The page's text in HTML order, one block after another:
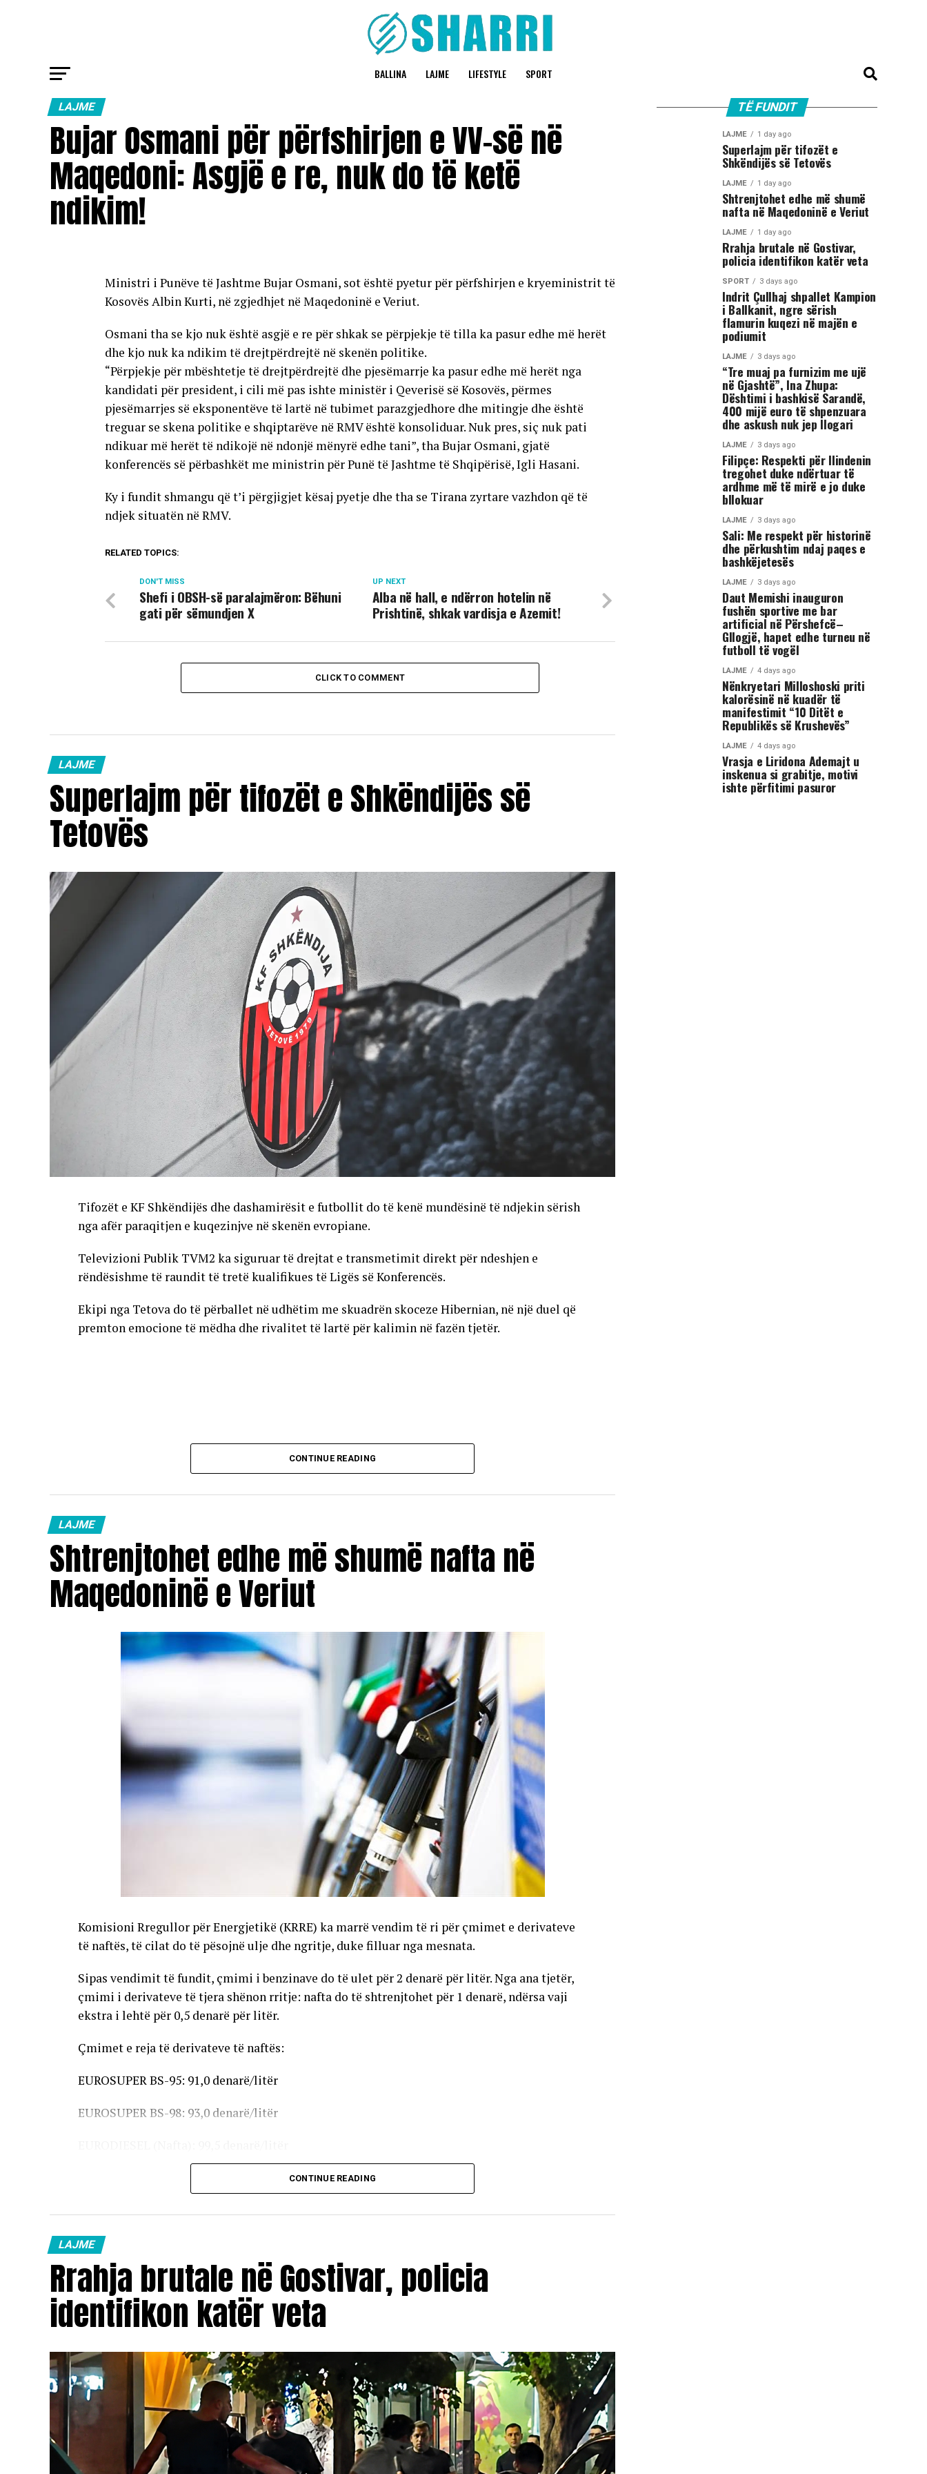
BALLINA LAJME LIFESTYLE SPORT
LAJME
Bujar Osmani për përfshirjen e VV-së në
Maqedoni: Asgjë e re, nuk do të ketë
ndikim!
Ministri i Punëve të Jashtme Bujar Osmani, sot është pyetur për përfshirjen e kryeministrit të
Kosovës Albin Kurti, në zgjedhjet në Maqedoninë e Veriut.
Osmani tha se kjo nuk është asgjë e re për shkak se përpjekje të tilla ka pasur edhe më herët
dhe kjo nuk ka ndikim të drejtpërdrejtë në skenën politike.
“Përpjekje për mbështetje të drejtpërdrejtë dhe pjesëmarrje ka pasur edhe më herët nga
kandidati për president, i cili më pas ishte ministër i Qeverisë së Kosovës, përmes
pjesëmarrjes së eksponentëve të lartë në tubimet parazgjedhore dhe mitingje dhe është
treguar se skena politike e shqiptarëve në RMV është konsoliduar. Nuk pres, siç nuk pati
ndikuar më herët të ndikojë në ndonjë mënyrë edhe tani”, tha Bujar Osmani, gjatë
konferencës së përbashkët me ministrin për Punë të Jashtme të Shqipërisë, Igli Hasani.
Ky i fundit shmangu që t’i përgjigjet kësaj pyetje dhe tha se Tirana zyrtare vazhdon që të
ndjek situatën në RMV.
RELATED TOPICS:
UP NEXT
Alba në hall, e ndërron hotelin në
Prishtinë, shkak vardisja e Azemit!
DON'T MISS
Shefi i OBSH-së paralajmëron: Bëhuni
gati për sëmundjen X
CLICK TO COMMENT
LAJME
Superlajm për tifozët e Shkëndijës së
Tetovës
Tifozët e KF Shkëndijës dhe dashamirësit e futbollit do të kenë mundësinë të ndjekin sërish
nga afër paraqitjen e kuqezinjve në skenën evropiane.
Televizioni Publik TVM2 ka siguruar të drejtat e transmetimit direkt për ndeshjen e
rëndësishme të raundit të tretë kualifikues të Ligës së Konferencës.
Ekipi nga Tetova do të përballet në udhëtim me skuadrën skoceze Hibernian, në një duel që
premton emocione të mëdha dhe rivalitet të lartë për kalimin në fazën tjetër.
CONTINUE READING
LAJME
Shtrenjtohet edhe më shumë nafta në
Maqedoninë e Veriut
Komisioni Rregullor për Energjetikë (KRRE) ka marrë vendim të ri për çmimet e derivateve
të naftës, të cilat do të pësojnë ulje dhe ngritje, duke filluar nga mesnata.
Sipas vendimit të fundit, çmimi i benzinave do të ulet për 2 denarë për litër. Nga ana tjetër,
çmimi i derivateve të tjera shënon rritje: nafta do të shtrenjtohet për 1 denarë, ndërsa vaji
ekstra i lehtë për 0,5 denarë për litër.
Çmimet e reja të derivateve të naftës:
EUROSUPER BS-95: 91,0 denarë/litër
EUROSUPER BS-98: 93,0 denarë/litër
Vaji ekstra i lehtë (EL-1): 98,5 denarë/litërCONTINUE READING
LAJME
Rrahja brutale në Gostivar, policia
identifikon katër veta
TË FUNDIT
LAJME 1 day ago
Superlajm për tifozët e
Shkëndijës së Tetovës
LAJME 1 day ago
Shtrenjtohet edhe më shumë
nafta në Maqedoninë e Veriut
LAJME 1 day ago
Rrahja brutale në Gostivar,
policia identifikon katër veta
SPORT 3 days ago
Indrit Çullhaj shpallet Kampion
i Ballkanit, ngre sërish
flamurin kuqezi në majën e
podiumit
LAJME 3 days ago
“Tre muaj pa furnizim me ujë
në Gjashtë”, Ina Zhupa:
Dështimi i bashkisë Sarandë,
400 mijë euro të shpenzuara
dhe askush nuk jep llogari
LAJME 3 days ago
Filipçe: Respekti për Ilindenin
tregohet duke ndërtuar të
ardhme më të mirë e jo duke
bllokuar
LAJME 3 days ago
Sali: Me respekt për historinë
dhe përkushtim ndaj paqes e
bashkëjetesës
LAJME 3 days ago
Daut Memishi inauguron
fushën sportive me bar
artificial në Përshefcë–
Gllogjë, hapet edhe turneu në
futboll të vogël
LAJME 4 days ago
Nënkryetari Milloshoski priti
kalorësinë në kuadër të
manifestimit “10 Ditët e
Republikës së Krushevës”
LAJME 4 days ago
Vrasja e Liridona Ademajt u
inskenua si grabitje, motivi
ishte përfitimi pasuror